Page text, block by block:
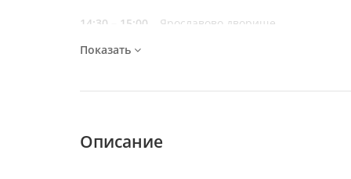
14:30 – 15:00 – Ярославово дворище
15:00 – 16:00
17:45 – 18:30 – Варлаамо-Хутынский монастырь
Показать
Описание